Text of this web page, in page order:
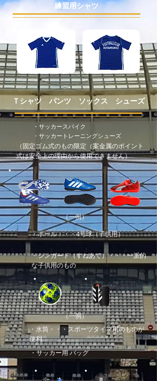
​練習用シャツ
Ｔシャツ パンツ ソックス シューズ
・サッカースパイク
・サッカートレーニングシューズ
（固定ゴム式のもの限定（案金属のポイント
式は安全上の理由から使用できません）
（一例）
・ボール・・・4号球（子供用）
・シンガード（すねあて）・・・一派的
な子供用のもの
（一例）
・水筒・・・スポーツタイプ用のものが
便利
・サッカー用 バッグ